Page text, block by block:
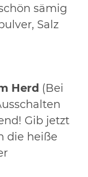
sämig
Salz
Herd (Bei
Gib jetzt
die heiße